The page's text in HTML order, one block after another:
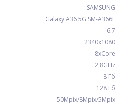
SAMSUNG
Galaxy A36 5G SM-A366E
6.7
2340x1080
8xCore
2.8GHz
8 Гб
128 Гб
50Mpix/8Mpix/5Mpix